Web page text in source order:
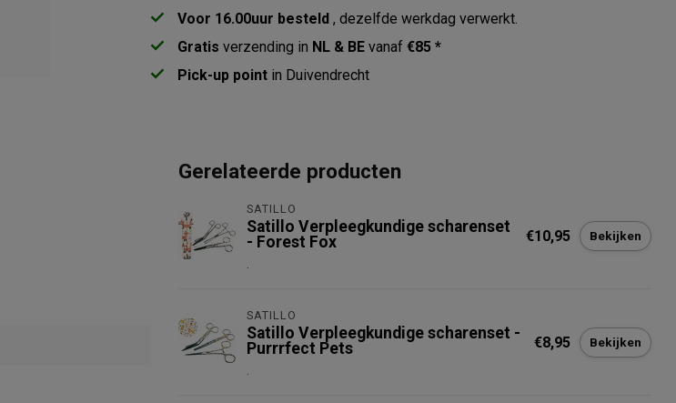
Voor 16.00uur besteld, dezelfde werkdag verwerkt.
Gratis verzending in NL & BE vanaf€85 *
Pick-up point in Duivendrecht
Gerelateerde producten
SATILLO
Satillo Verpleegkundige scharenset
- Forest Fox
.
€10,95 Bekijken
SATILLO
Satillo Verpleegkundige scharenset -
Purrrfect Pets
.
€8,95 Bekijken